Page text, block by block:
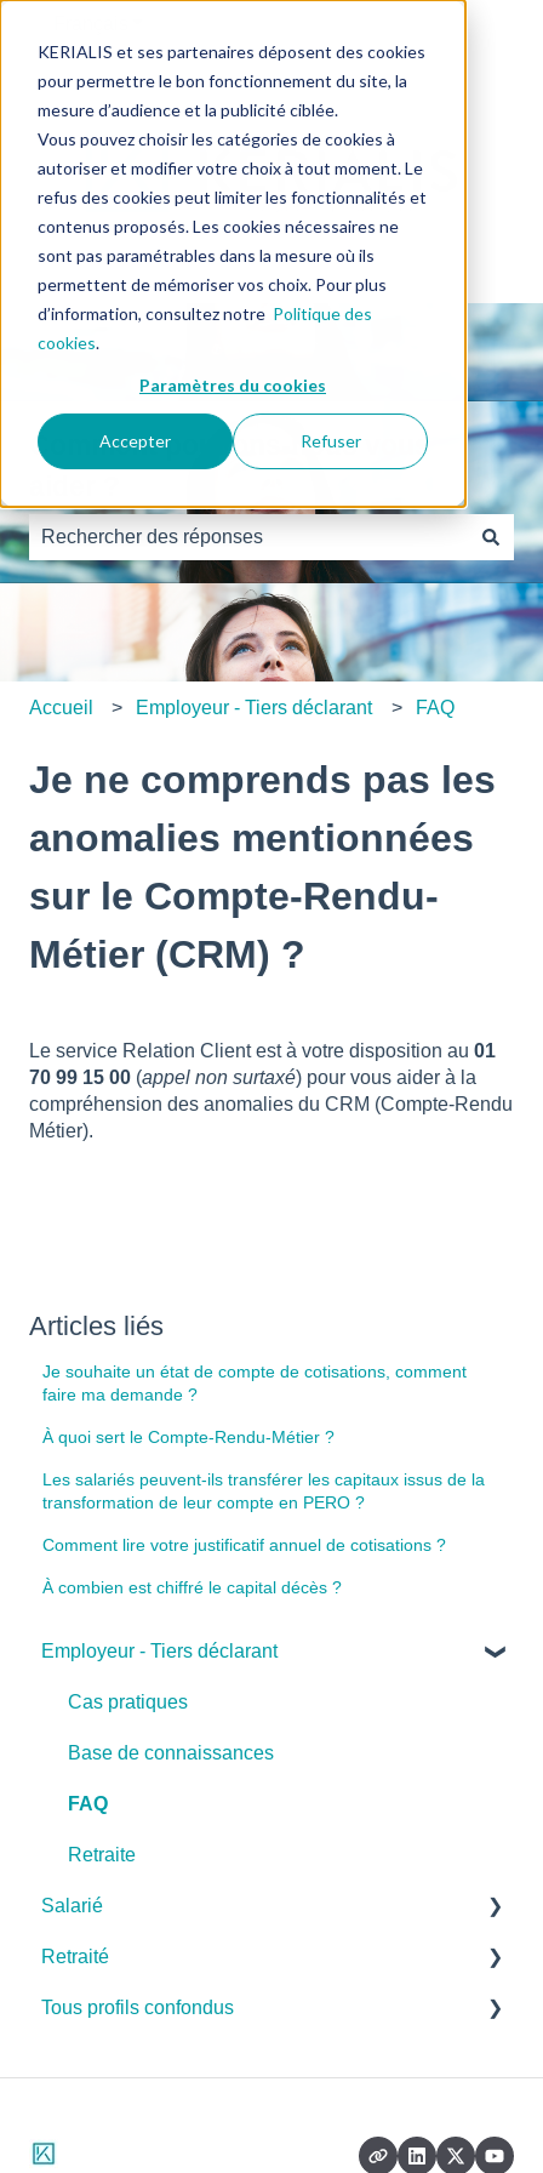
KERIALIS et ses partenaires déposent des cookies
pour permettre le bon fonctionnement du site, la
mesure d’audience et la publicité ciblée.
Vous pouvez choisir les catégories de cookies à
autoriser et modifier votre choix à tout moment. Le
refus des cookies peut limiter les fonctionnalités et
contenus proposés. Les cookies nécessaires ne
sont pas paramétrables dans la mesure où ils
permettent de mémoriser vos choix. Pour plus
d’information, consultez notre Politique des
cookies.
Paramètres du cookies
Accepter Refuser
Comment pouvons-nous vous
Il n'y a aucune suggestion car le champ de recherche
Accueil Employeur - Tiers déclarant FAQ
Je ne comprends pas les
anomalies mentionnées
sur le Compte-Rendu-
Métier (CRM) ?
Le service Relation Client est à votre disposition au 01
70 99 15 00 (appel non surtaxé) pour vous aider à la
compréhension des anomalies du CRM (Compte-Rendu
Métier).
Articles liés
Je souhaite un état de compte de cotisations, comment
faire ma demande ?
À quoi sert le Compte-Rendu-Métier ?
Les salariés peuvent-ils transférer les capitaux issus de la
transformation de leur compte en PERO ?
Comment lire votre justificatif annuel de cotisations ?
À combien est chiffré le capital décès ?
Employeur - Tiers déclarant
Cas pratiques
Base de connaissances
FAQ
Retraite
Salarié
Cas pratiques
Base de connaissances
Retraité
Cas pratiques
Tous profils confondus